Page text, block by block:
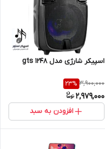
اسپیکر شارژی مدل gts 1248
3,900,000
23%
2,979,000
افزودن به سبد